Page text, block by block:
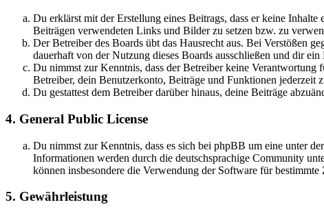
Du erklärst mit der Erstellung eines Beitrags, dass er keine
Beiträgen verwendeten Links und Bilder zu setzen bzw. zu
Der Betreiber des Boards übt das Hausrecht aus. Bei Verstößen
dauerhaft von der Nutzung dieses Boards ausschließen und dir ein
Du nimmst zur Kenntnis, dass der Betreiber keine Verantwortung
Betreiber, dein Benutzerkonto, Beiträge und Funktionen jederzeit
Du gestattest dem Betreiber darüber hinaus, deine Beiträge
4. General Public License
Du nimmst zur Kenntnis, dass es sich bei phpBB um eine unter
Informationen werden durch die deutschsprachige Community
können insbesondere die Verwendung der Software für
5. Gewährleistung